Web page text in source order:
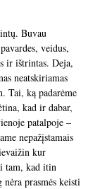
Buvau
veidus,
ir ištrintas. Deja,
neatskiriamas
Tai, ką padarėme
kad ir dabar,
patalpoje –
nepažįstamais
kur
tam, kad itin
prasmės keisti